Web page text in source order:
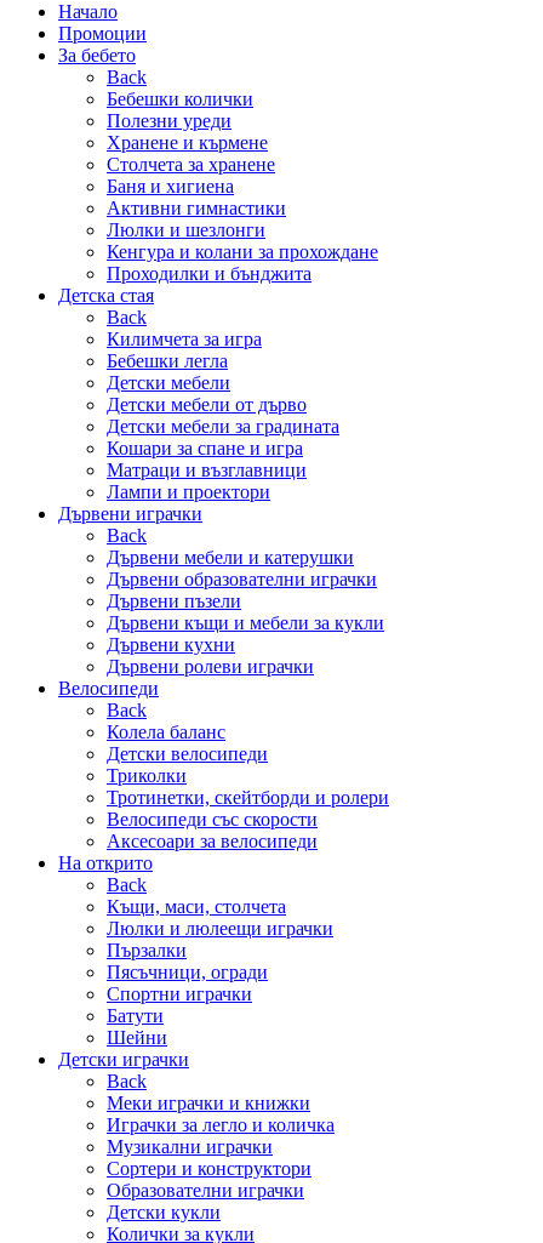
Начало
Промоции
За бебето
Back
Бебешки колички
Полезни уреди
Хранене и кърмене
Столчета за хранене
Баня и хигиена
Активни гимнастики
Люлки и шезлонги
Кенгура и колани за прохождане
Проходилки и бънджита
Детска стая
Back
Килимчета за игра
Бебешки легла
Детски мебели
Детски мебели от дърво
Детски мебели за градината
Кошари за спане и игра
Матраци и възглавници
Лампи и проектори
Дървени играчки
Back
Дървени мебели и катерушки
Дървени образователни играчки
Дървени пъзели
Дървени къщи и мебели за кукли
Дървени кухни
Дървени ролеви играчки
Велосипеди
Back
Колела баланс
Детски велосипеди
Триколки
Тротинетки, скейтборди и ролери
Велосипеди със скорости
Аксесоари за велосипеди
На открито
Back
Къщи, маси, столчета
Люлки и люлеещи играчки
Пързалки
Пясъчници, огради
Спортни играчки
Батути
Шейни
Детски играчки
Back
Меки играчки и книжки
Играчки за легло и количка
Музикални играчки
Сортери и конструктори
Образователни играчки
Детски кукли
Колички за кукли